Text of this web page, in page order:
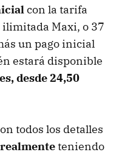
con la tarifa
Maxi, o 37
un pago inicial
estará disponible
desde 24,50
todos los detalles
teniendo